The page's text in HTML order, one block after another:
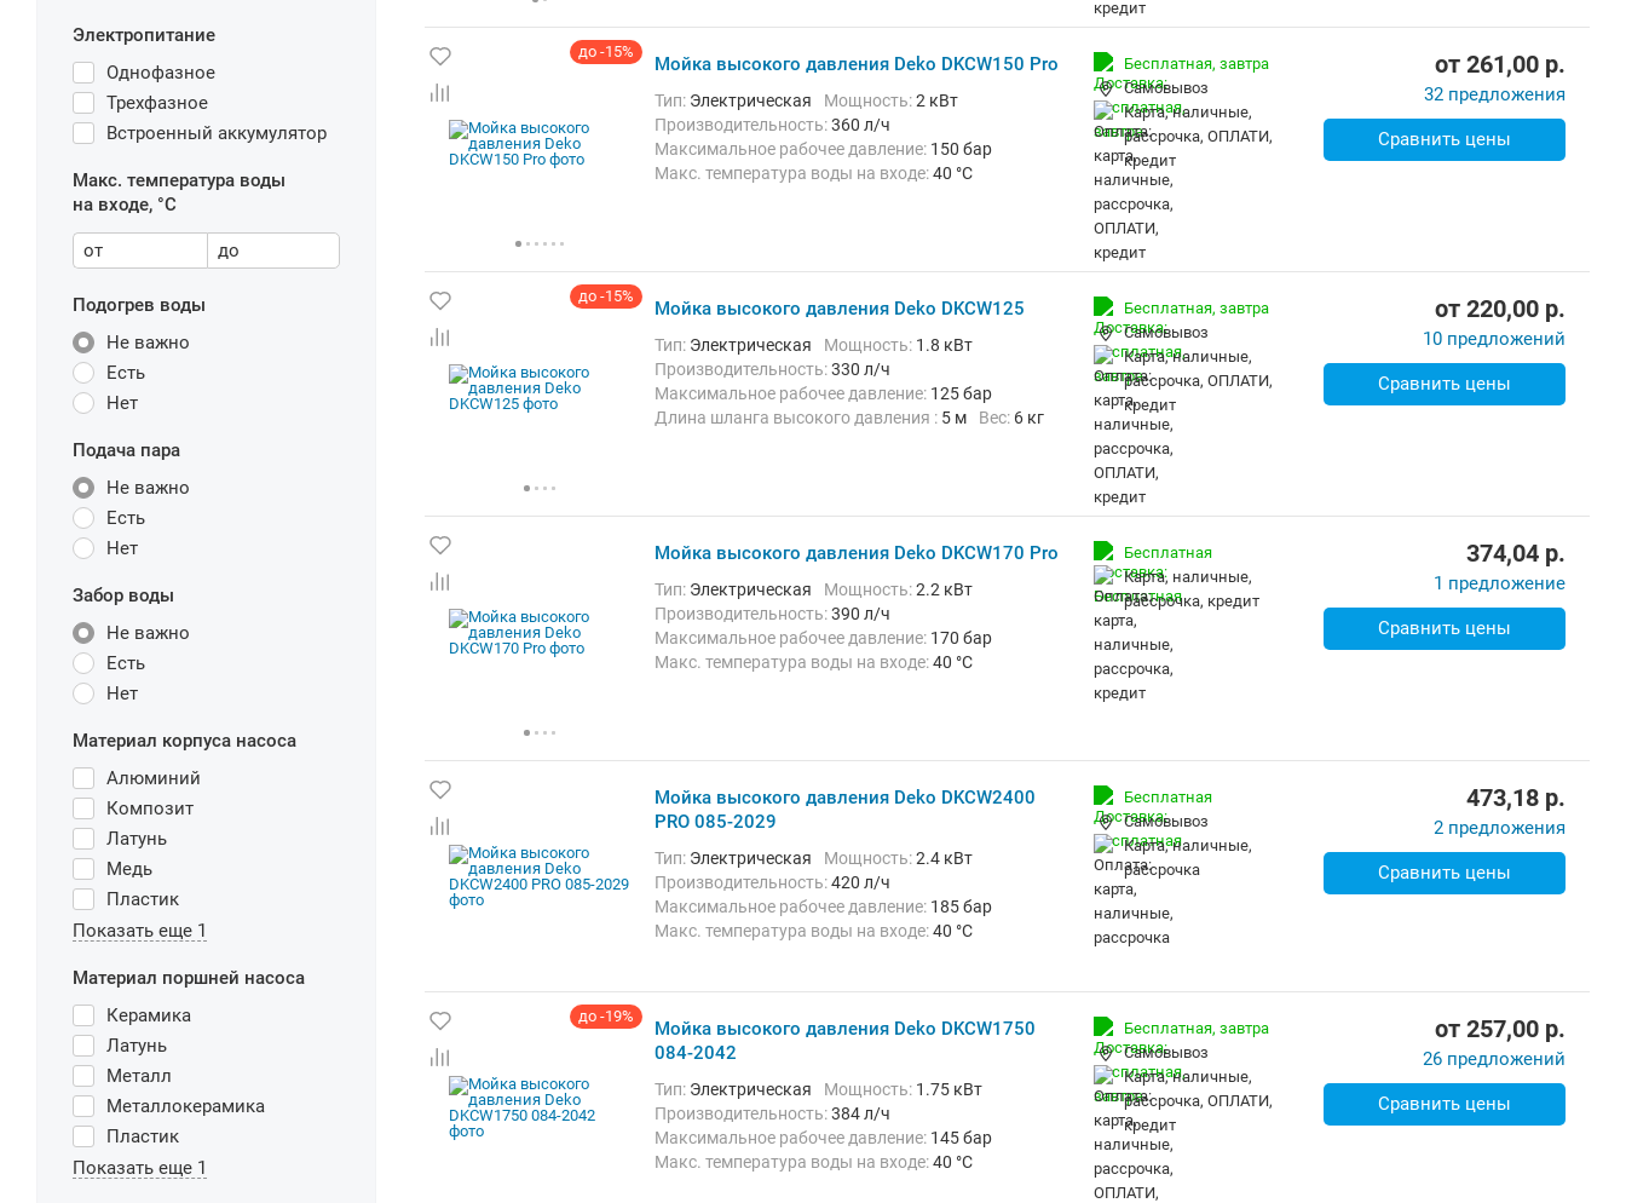
Электропитание
Однофазное
Трехфазное
Встроенный аккумулятор
Макс. температура воды
на входе, °C
от до
Подогрев воды
Не важно
Есть
Нет
Подача пара
Не важно
Есть
Нет
Забор воды
Не важно
Есть
Нет
Материал корпуса насоса
Алюминий
Композит
Латунь
Медь
Пластик
Показать еще 1
Материал поршней насоса
Керамика
Латунь
Металл
Металлокерамика
Пластик
Показать еще 1
до -15%
Мойка высокого давления Deko DKCW150 Pro
Тип: Электрическая Мощность:2 кВт
Производительность:360 л/ч
Максимальное рабочее давление: 150 бар
Макс. температура воды на входе:40 °C
Бесплатная, завтра
Самовывоз
карта, наличные,
рассрочка, ОПЛАТИ,
кредит
от 261,00 p.
32 предложения
Сравнить цены
до -15%
Мойка высокого давления Deko DKCW125
Тип: Электрическая Мощность: 1.8 кВт
Производительность:330 л/ч
Максимальное рабочее давление: 125 бар
Длина шланга высокого давления : 5 м Вес: 6 кг
Бесплатная, завтра
Самовывоз
карта, наличные,
рассрочка, ОПЛАТИ,
кредит
от 220,00 p.
10 предложений
Сравнить цены
Мойка высокого давления Deko DKCW170 Pro
Тип: Электрическая Мощность:2.2 кВт
Производительность:390 л/ч
Максимальное рабочее давление: 170 бар
Макс. температура воды на входе:40 °C
Бесплатная
карта, наличные,
рассрочка, кредит
374,04 p.
1 предложение
Сравнить цены
Мойка высокого давления Deko DKCW2400
PRO 085-2029
Тип: Электрическая Мощность:2.4 кВт
Производительность:420 л/ч
Максимальное рабочее давление: 185 бар
Макс. температура воды на входе:40 °C
Бесплатная
Самовывоз
карта, наличные,
рассрочка
473,18 p.
2 предложения
Сравнить цены
до -19%
Мойка высокого давления Deko DKCW1750
084-2042
Тип: Электрическая Мощность: 1.75 кВт
Производительность:384 л/ч
Максимальное рабочее давление: 145 бар
Макс. температура воды на входе:40 °C
Бесплатная, завтра
Самовывоз
карта, наличные,
рассрочка, ОПЛАТИ,
кредит
от 257,00 p.
26 предложений
Сравнить цены